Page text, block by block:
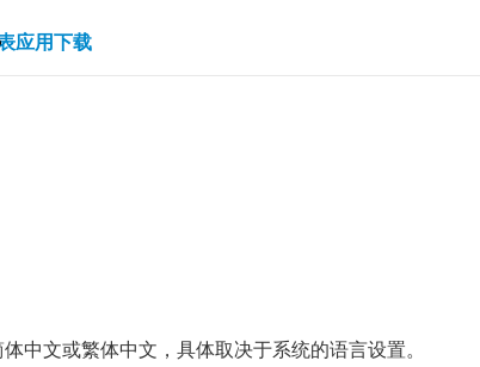
应用下载
文或繁体中文，具体取决于系统的语言设置。